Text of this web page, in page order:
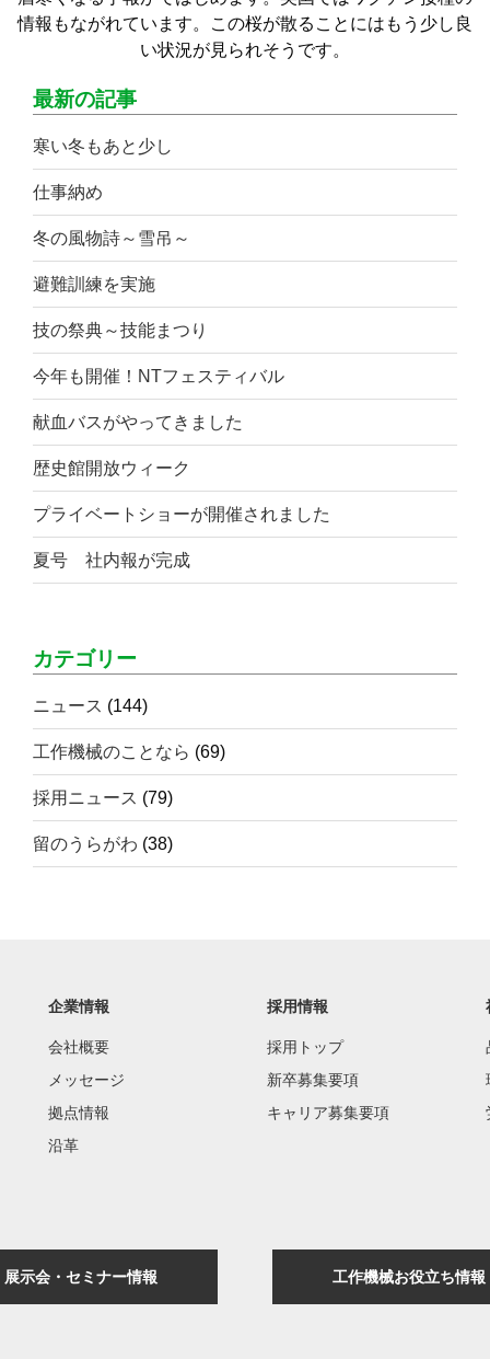
情報もながれています。この桜が散ることにはもう少し良
い状況が見られそうです。
最新の記事
寒い冬もあと少し
仕事納め
冬の風物詩～雪吊～
避難訓練を実施
技の祭典～技能まつり
今年も開催！NTフェスティバル
献血バスがやってきました
歴史館開放ウィーク
プライベートショーが開催されました
夏号 社内報が完成
カテゴリー
ニュース (144)
工作機械のことなら (69)
採用ニュース (79)
留のうらがわ (38)
企業情報
会社概要
メッセージ
拠点情報
沿革
採用情報
採用トップ
新卒募集要項
キャリア募集要項
展示会・セミナー情報 工作機械お役立ち情報